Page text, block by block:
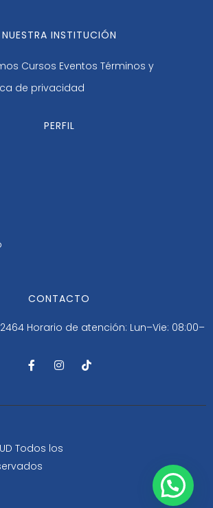
NUESTRA INSTITUCIÓN
Cursos Eventos Términos y
de privacidad
PERFIL
CONTACTO
Horario de atención: Lun–Vie: 08:00–
F
a
b
-
I
n
a
m
T
i
o
Todos los